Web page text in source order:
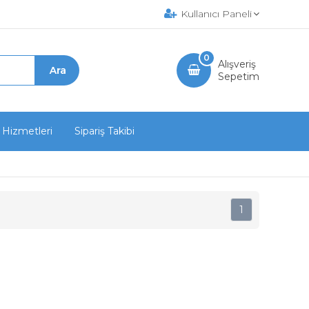
Kullanıcı Paneli
Alışveriş
Sepetim
0
Sipariş Takibi
1